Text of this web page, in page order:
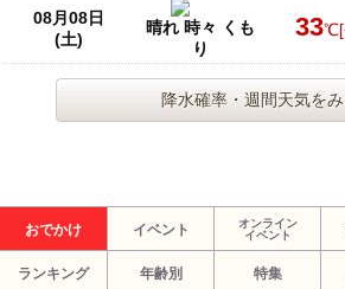
08月08日
(土)
晴れ 時々 くも
り
33℃
降水確率・週間天気をみ
おでかけ イベント
オンライン
イベント
ランキング 年齢別 特集